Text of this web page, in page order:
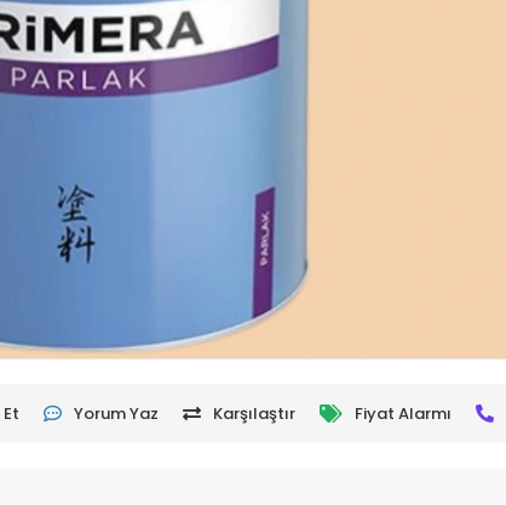
Yorum Yaz Karşılaştır Fiyat Alarmı